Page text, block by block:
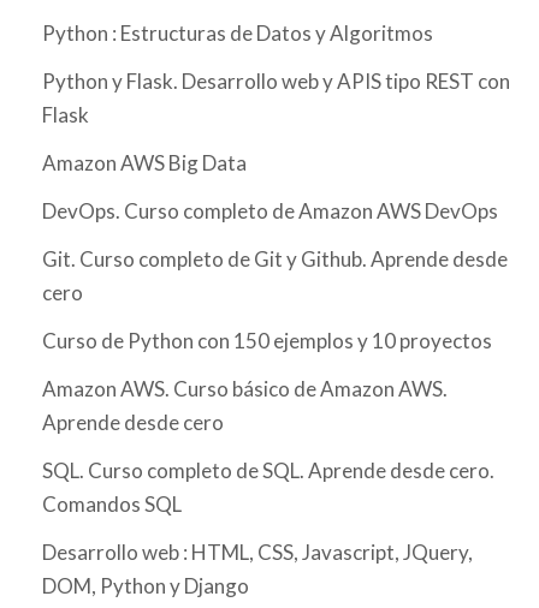
Python : Estructuras de Datos y Algoritmos
Python y Flask. Desarrollo web y APIS tipo REST con
Flask
Amazon AWS Big Data
DevOps. Curso completo de Amazon AWS DevOps
Git. Curso completo de Git y Github. Aprende desde
cero
Curso de Python con 150 ejemplos y 10 proyectos
Amazon AWS. Curso básico de Amazon AWS.
Aprende desde cero
SQL. Curso completo de SQL. Aprende desde cero.
Comandos SQL
Desarrollo web : HTML, CSS, Javascript, JQuery,
DOM, Python y Django